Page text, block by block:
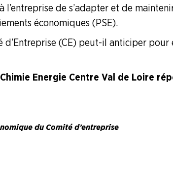
et (…)
l’entreprise de s’adapter et de
économiques (PSE).
d’Entreprise (CE) peut-il anticiper pour
Energie Centre Val de Loire
du Comité d’entreprise